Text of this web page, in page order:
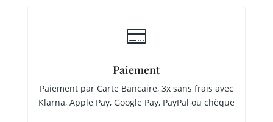

Paiement
Paiement par Carte Bancaire, 3x sans frais avec
Klarna, Apple Pay, Google Pay, PayPal ou chèque